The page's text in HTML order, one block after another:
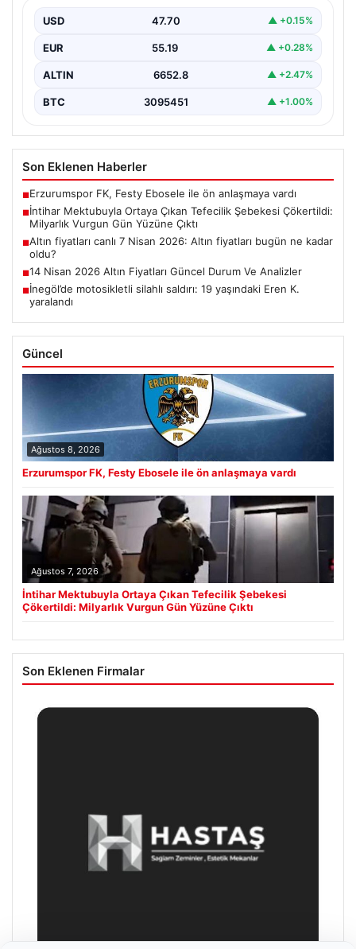
Elazığ'da tefecilere borçlandığını belirterek hayatına
bölgedeki büyük…
USD 47.70 ▲ +0.15%
EUR 55.19 ▲ +0.28%
ALTIN 6652.8 ▲ +2.47%
BTC 3095451 ▲ +1.00%
Son Eklenen Haberler
■Erzurumspor FK, Festy Ebosele ile ön anlaşmaya vardı
■İntihar Mektubuyla Ortaya Çıkan Tefecilik Şebekesi Çökertildi:
Milyarlık Vurgun Gün Yüzüne Çıktı
■Altın fiyatları canlı 7 Nisan 2026: Altın fiyatları bugün ne kadar
oldu?
■14 Nisan 2026 Altın Fiyatları Güncel Durum Ve Analizler
■İnegöl’de motosikletli silahlı saldırı: 19 yaşındaki Eren K.
yaralandı
Güncel
Ağustos 8, 2026
Erzurumspor FK, Festy Ebosele ile ön anlaşmaya vardı
Ağustos 7, 2026
İntihar Mektubuyla Ortaya Çıkan Tefecilik Şebekesi
Çökertildi: Milyarlık Vurgun Gün Yüzüne Çıktı
Son Eklenen Firmalar